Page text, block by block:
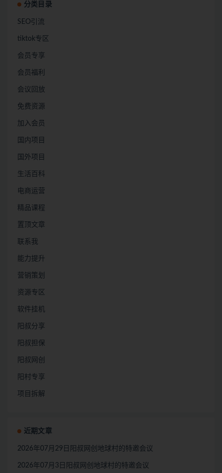
分类目录
SEO引流
tiktok专区
会员专享
会员福利
会议回放
免费资源
加入会员
国内项目
国外项目
生活百科
电商运营
精品课程
置顶文章
联系我
能力提升
营销策划
资源专区
软件挂机
阳叔分享
阳叔担保
阳叔网创
阳村专享
项目拆解
近期文章
2026年07月29日阳叔网创地球村的特邀会议
2026年07月3日阳叔网创地球村的特邀会议